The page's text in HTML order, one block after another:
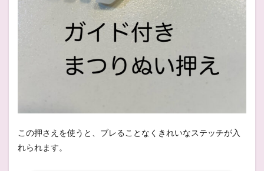
この押さえを使うと、ブレることなくきれいなステッチが入
れられます。